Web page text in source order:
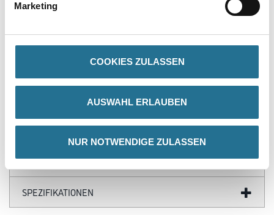
Marketing
COOKIES ZULASSEN
AUSWAHL ERLAUBEN
NUR NOTWENDIGE ZULASSEN
- Einfach zu installieren
- Flexibel
DATENBLÄTTER
SPEZIFIKATIONEN